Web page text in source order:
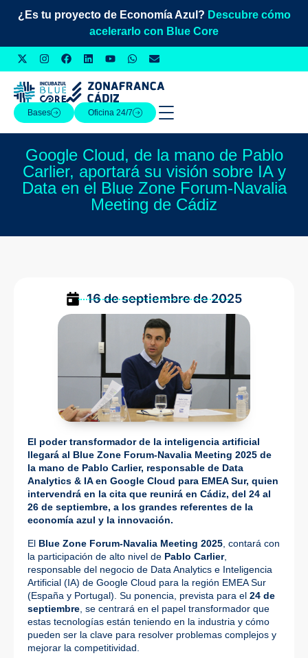
¿Es tu proyecto de Economía Azul? Descubre cómo
acelerarlo con Blue Core
Bases Oficina 24/7
Google Cloud, de la mano de Pablo
Carlier, aportará su visión sobre IA y
Data en el Blue Zone Forum-Navalia
Meeting de Cádiz
16 de septiembre de 2025
El poder transformador de la inteligencia artificial
llegará al Blue Zone Forum-Navalia Meeting 2025 de
la mano de Pablo Carlier, responsable de Data
Analytics & IA en Google Cloud para EMEA Sur, quien
intervendrá en la cita que reunirá en Cádiz, del 24 al
26 de septiembre, a los grandes referentes de la
economía azul y la innovación.
El Blue Zone Forum-Navalia Meeting 2025 , contará con
la participación de alto nivel de Pablo Carlier,
responsable del negocio de Data Analytics e Inteligencia
Artificial (IA) de Google Cloud para la región EMEA Sur
(España y Portugal). Su ponencia, prevista para el 24 de
septiembre , se centrará en el papel transformador que
estas tecnologías están teniendo en la industria y cómo
pueden ser la clave para resolver problemas complejos y
mejorar la competitividad.